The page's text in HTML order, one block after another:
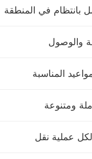
في المنطقة
والوصول
المناسبة
ومتنوعة
عملية نقل